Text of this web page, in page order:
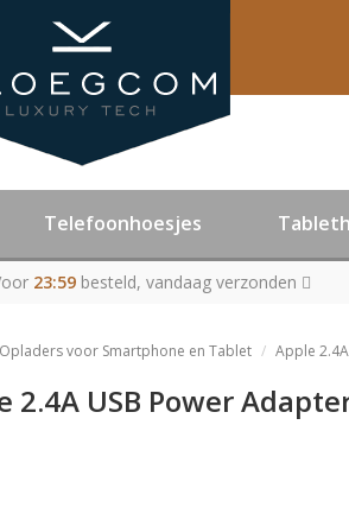
Telefoonhoesjes
23:59besteld, vandaag verzonden
Opladers voor Smartphone en Tablet Apple
2.4A USB Power